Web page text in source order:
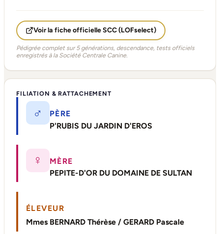
Voir la fiche officielle SCC (LOFselect)
Pédigrée complet sur 5 générations, descendance, tests officiels
enregistrés à la Société Centrale Canine.
FILIATION & RATTACHEMENT
♂
PÈRE
P'RUBIS DU JARDIN D'EROS
♀
MÈRE
PEPITE-D'OR DU DOMAINE DE SULTAN
ÉLEVEUR
Mmes BERNARD Thérèse / GERARD Pascale